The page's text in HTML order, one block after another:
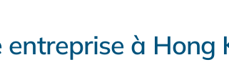
à Hong